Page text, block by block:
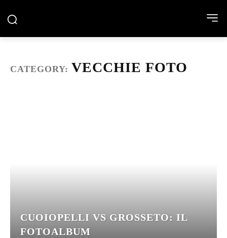
CATEGORY: VECCHIE FOTO
CUOIOPELLI VS GROSSETO: IL
FOTOALBUM